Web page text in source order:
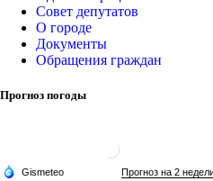
Совет депутатов
О городе
Документы
Обращения граждан
Прогноз погоды